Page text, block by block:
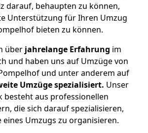
darauf, behaupten zu können,
Unterstützung für Ihren Umzug
bieten zu können.
überjahrelange Erfahrung im
und haben uns auf Umzüge von
und unter anderem auf
Umzüge spezialisiert. Unser
besteht aus professionellen
die sich darauf spezialisieren,
eines Umzugs zu organisieren.